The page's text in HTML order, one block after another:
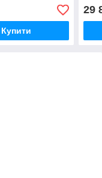
Купити
29